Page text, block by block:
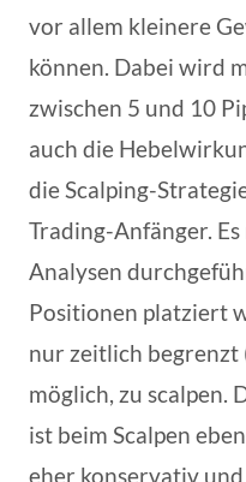
vor allem kleinere
können. Dabei wird
zwischen 5 und 10
auch die
die Scalping-
Trading-Anfänger.
Analysen
Positionen platziert
nur zeitlich begrenzt
möglich, zu scalpen.
ist beim Scalpen
eher konservativ